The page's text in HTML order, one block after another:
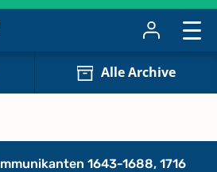
Alle Archive
1643-1688, 1716